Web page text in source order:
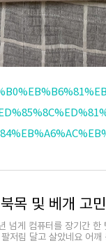
넘게 컴퓨터를 장기간 한
저림 달고 살았네요 어